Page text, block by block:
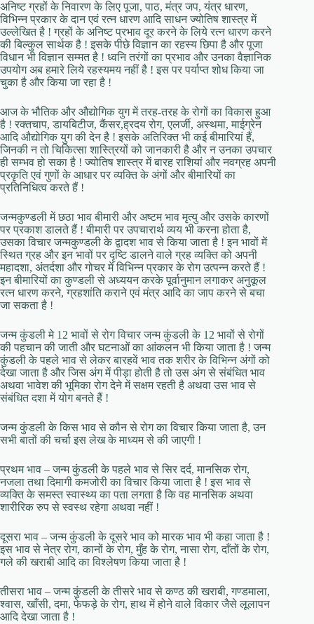
अनिष्ट ग्रहों के निवारण के लिए पूजा, पाठ, मंत्र जप, यंत्र धारण,
विभिन्न प्रकार के दान एवं रत्न धारण आदि साधन ज्योतिष शास्त्र में
उल्लेखित है ! ग्रहों के अनिष्ट प्रभाव दूर करने के लिये रत्न धारण करने
की बिल्कुल सार्थक है ! इसके पीछे विज्ञान का रहस्य छिपा है और पूजा
विधान भी विज्ञान सम्मत है ! ध्वनि तरंगों का प्रभाव और उनका वैज्ञानिक
उपयोग अब हमारे लिये रहस्यमय नहीं है ! इस पर पर्याप्त शोध किया जा
चुका है और किया जा रहा है !
आज के भौतिक और औद्योगिक युग में तरह-तरह के रोगों का विकास हुआ
है ! रक्तचाप, डायबिटीज, कैंसर,ह्रदय रोग, एलर्जी, अस्थमा, माईग्रेन
आदि औद्योगिक युग की देन है ! इसके अतिरिक्त भी कई बीमारियां हैं,
जिनकी न तो चिकित्सा शास्त्रियों को जानकारी है और न उनका उपचार
ही सम्भव हो सका है ! ज्योतिष शास्त्र में बारह राशियां और नवग्रह अपनी
प्रकृति एवं गुणों के आधार पर व्यक्ति के अंगों और बीमारियों का
प्रतिनिधित्व करते हैं !
जन्मकुण्डली में छठा भाव बीमारी और अष्टम भाव मृत्यु और उसके कारणों
पर प्रकाश डालते हैं ! बीमारी पर उपचारार्थ व्यय भी करना होता है,
उसका विचार जन्मकुण्डली के द्वादश भाव से किया जाता है ! इन भावों में
स्थित ग्रह और इन भावों पर दृष्टि डालने वाले ग्रह व्यक्ति को अपनी
महादशा, अंतर्दशा और गोचर में विभिन्न प्रकार के रोग उत्पन्न करते हैं !
इन बीमारियों का कुण्डली से अध्ययन करके पूर्वानुमान लगाकर अनुकूल
रत्न धारण करने, ग्रहशांति कराने एवं मंत्र आदि का जाप करने से बचा
जा सकता है !
जन्म कुंडली मे 12 भावों से रोग विचार जन्म कुंडली के 12 भावों से रोगों
की पहचान की जाती और घटनाओं का आंकलन भी किया जाता है ! जन्म
कुंडली के पहले भाव से लेकर बारहवें भाव तक शरीर के विभिन्न अंगों को
देखा जाता है और जिस अंग में पीड़ा होती है तो उस अंग से संबंधित भाव
अथवा भावेश की भूमिका रोग देने में सक्षम रहती है अथवा उस भाव से
संबंधित दशा में योग बनते हैं !
जन्म कुंडली के किस भाव से कौन से रोग का विचार किया जाता है, उन
सभी बातों की चर्चा इस लेख के माध्यम से की जाएगी !
प्रथम भाव – जन्म कुंडली के पहले भाव से सिर दर्द, मानसिक रोग,
नजला तथा दिमागी कमजोरी का विचार किया जाता है ! इस भाव से
व्यक्ति के समस्त स्वास्थ्य का पता लगता है कि वह मानसिक अथवा
शारीरिक रुप से स्वस्थ रहेगा अथवा नहीं !
दूसरा भाव – जन्म कुंडली के दूसरे भाव को मारक भाव भी कहा जाता है !
इस भाव से नेत्र रोग, कानों के रोग, मुँह के रोग, नासा रोग, दाँतों के रोग,
गले की खराबी आदि का विश्लेषण किया जाता है !
तीसरा भाव – जन्म कुंडली के तीसरे भाव से कण्ठ की खराबी, गण्डमाला,
श्वास, खाँसी, दमा, फेफड़े के रोग, हाथ में होने वाले विकार जैसे लूलापन
आदि देखा जाता है !